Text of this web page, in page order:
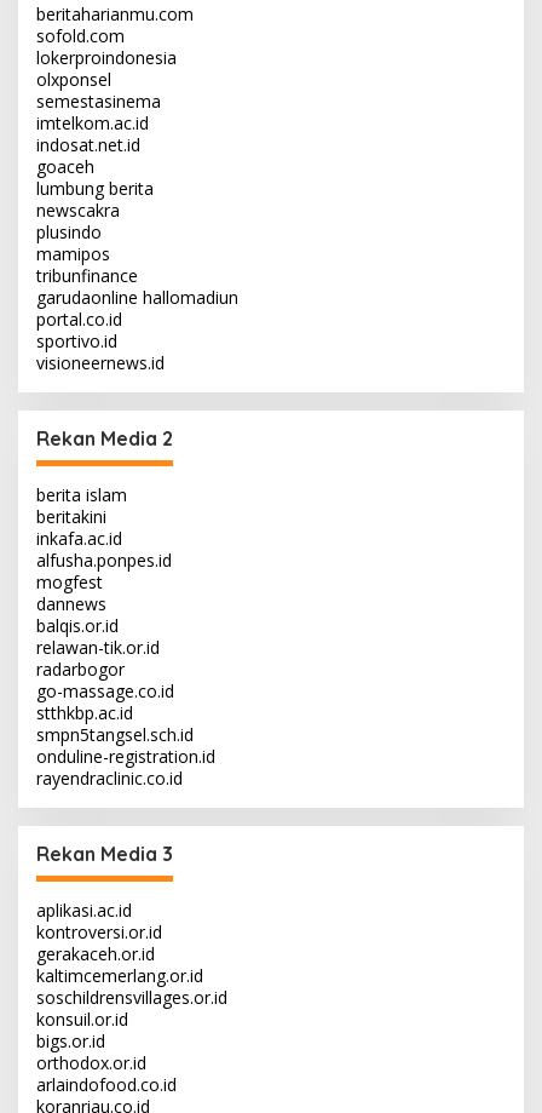
beritaharianmu.com
sofold.com
lokerproindonesia
olxponsel
semestasinema
imtelkom.ac.id
indosat.net.id
goaceh
lumbung berita
newscakra
plusindo
mamipos
tribunfinance
garudaonline hallomadiun
portal.co.id
sportivo.id
visioneernews.id
Rekan Media 2
berita islam
beritakini
inkafa.ac.id
alfusha.ponpes.id
mogfest
dannews
balqis.or.id
relawan-tik.or.id
radarbogor
go-massage.co.id
stthkbp.ac.id
smpn5tangsel.sch.id
onduline-registration.id
rayendraclinic.co.id
Rekan Media 3
aplikasi.ac.id
kontroversi.or.id
gerakaceh.or.id
kaltimcemerlang.or.id
soschildrensvillages.or.id
konsuil.or.id
bigs.or.id
orthodox.or.id
arlaindofood.co.id
koranriau.co.id